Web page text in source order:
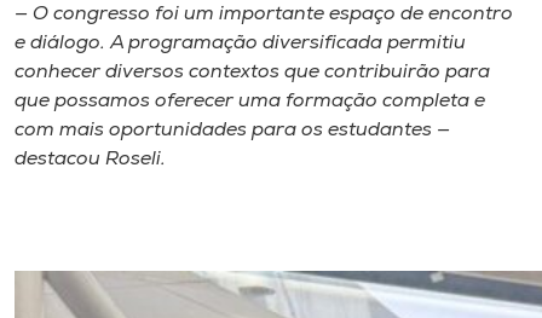
— O congresso foi um importante espaço de encontro
e diálogo. A programação diversificada permitiu
conhecer diversos contextos que contribuirão para
que possamos oferecer uma formação completa e
com mais oportunidades para os estudantes —
destacou Roseli.